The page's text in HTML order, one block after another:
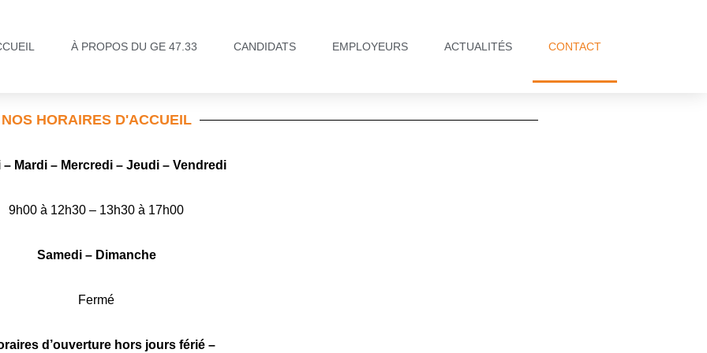
À PROPOS DU GE 47.33 CANDIDATS EMPLOYEURS ACTUALITÉS CONTACT
NOS HORAIRES D'ACCUEIL
– Mardi – Mercredi – Jeudi – Vendredi
9h00 à 12h30 – 13h30 à 17h00
Samedi – Dimanche
Fermé
d’ouverture hors jours férié –